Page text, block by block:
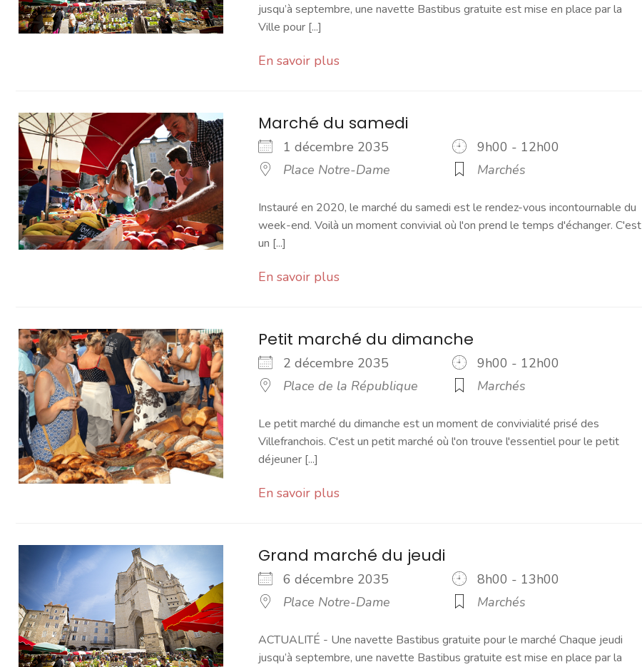
jusqu’à septembre, une navette Bastibus gratuite est mise en place par la
Ville pour [...]
En savoir plus
Marché du samedi
1 décembre 2035
9h00 - 12h00
Place Notre-Dame
Marchés
Instauré en 2020, le marché du samedi est le rendez-vous incontournable du
week-end. Voilà un moment convivial où l'on prend le temps d'échanger. C'est
un [...]
En savoir plus
Petit marché du dimanche
2 décembre 2035
9h00 - 12h00
Place de la République
Marchés
Le petit marché du dimanche est un moment de convivialité prisé des
Villefranchois. C'est un petit marché où l'on trouve l'essentiel pour le petit
déjeuner [...]
En savoir plus
Grand marché du jeudi
6 décembre 2035
8h00 - 13h00
Place Notre-Dame
Marchés
ACTUALITÉ - Une navette Bastibus gratuite pour le marché Chaque jeudi
jusqu’à septembre, une navette Bastibus gratuite est mise en place par la